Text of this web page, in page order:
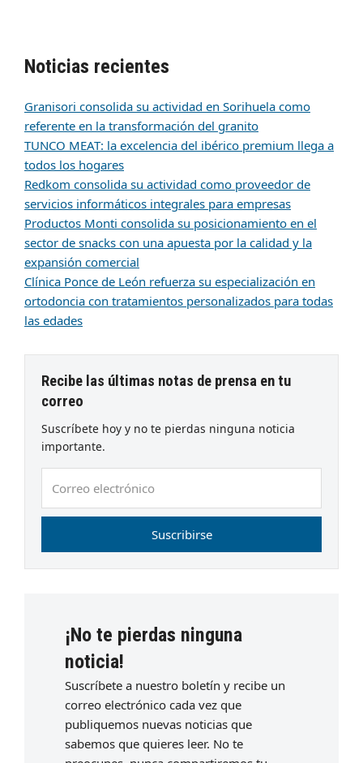
Noticias recientes
Granisori consolida su actividad en Sorihuela como
referente en la transformación del granito
TUNCO MEAT: la excelencia del ibérico premium llega a
todos los hogares
Redkom consolida su actividad como proveedor de
servicios informáticos integrales para empresas
Productos Monti consolida su posicionamiento en el
sector de snacks con una apuesta por la calidad y la
expansión comercial
Clínica Ponce de León refuerza su especialización en
ortodoncia con tratamientos personalizados para todas
las edades
Recibe las últimas notas de prensa en tu
correo
Suscríbete hoy y no te pierdas ninguna noticia
importante.
electrónico
Suscribirse
¡No te pierdas ninguna
noticia!
Suscríbete a nuestro boletín y recibe un
correo electrónico cada vez que
publiquemos nuevas noticias que
sabemos que quieres leer. No te